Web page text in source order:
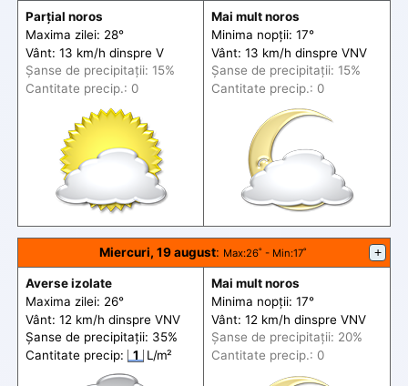
Parțial noros
Maxima zilei: 28°
Vânt: 13 km/h dinspre V
Șanse de precipitații: 15%
Cantitate precip.: 0
Mai mult noros
Minima nopții: 17°
Vânt: 13 km/h dinspre VNV
Șanse de precipitații: 15%
Cantitate precip.: 0
Miercuri, 19 august: Max:26˚ - Min:17˚ +
Averse izolate
Maxima zilei: 26°
Vânt: 12 km/h dinspre VNV
Șanse de precipitații: 35%
Cantitate precip:
1 L/m²
Mai mult noros
Minima nopții: 17°
Vânt: 12 km/h dinspre VNV
Șanse de precipitații: 20%
Cantitate precip.: 0